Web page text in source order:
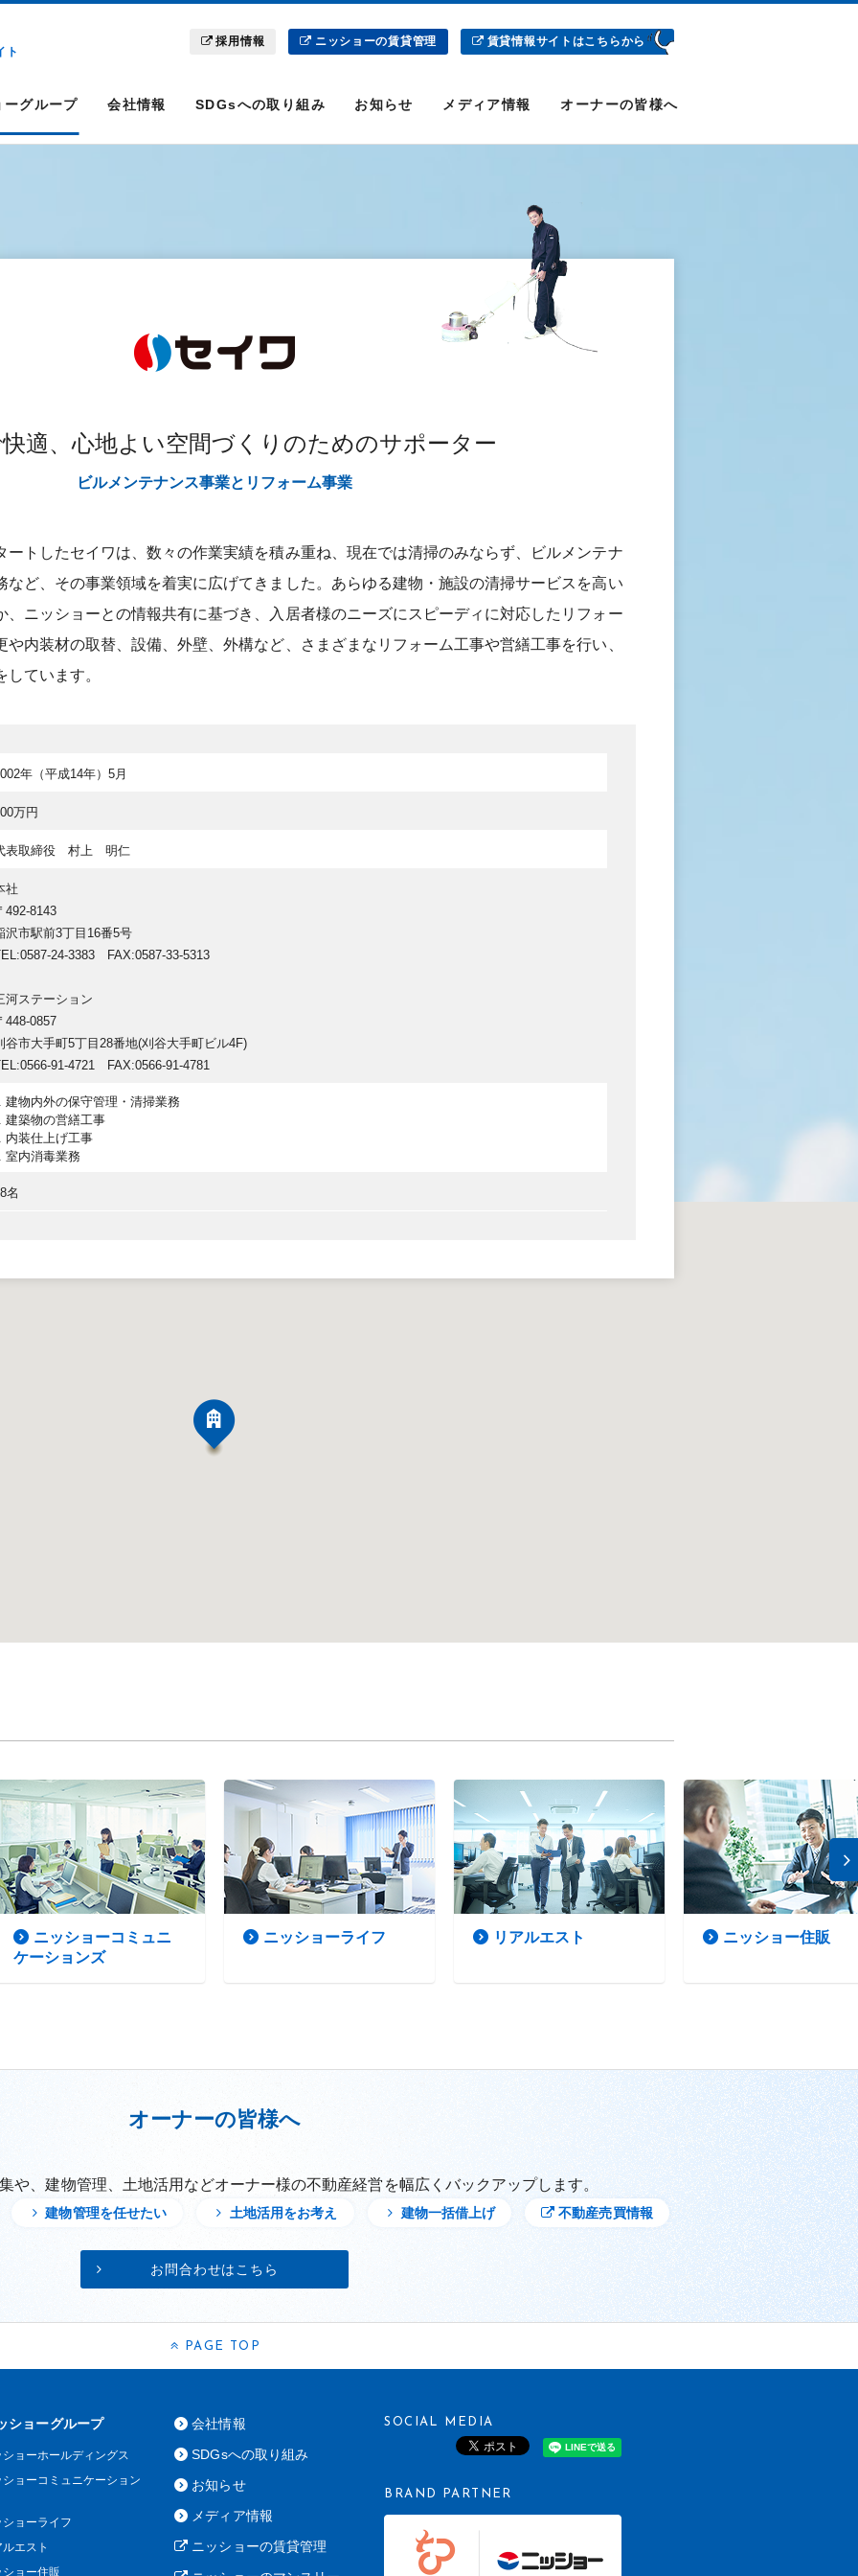
賃貸情報サイトはこちらから
ニッショーの賃貸管理
採用情報
ト
ーグループ 会社情報 SDGsへの取り組み お知らせ メディア情報 オーナーの皆様へ
適、心地よい空間づくりのためのサポーター
ビルメンテナンス事業とリフォーム事業
ートしたセイワは、数々の作業実績を積み重ね、現在では清掃のみならず、ビルメンテナ
など、その事業領域を着実に広げてきました。あらゆる建物・施設の清掃サービスを高い
、ニッショーとの情報共有に基づき、入居者様のニーズにスピーディに対応したリフォー
や内装材の取替、設備、外壁、外構など、さまざまなリフォーム工事や営繕工事を行い、
ています。
年（平成14年）5月
万円
表取締役 村上 明仁
社
492-8143
沢市駅前3丁目16番5号
24-3383 FAX:0587-33-5313
河ステーション
448-0857
谷市大手町5丁目28番地(刈谷大手町ビル4F)
91-4721 FAX:0566-91-4781
建物内外の保守管理・清掃業務
建築物の営繕工事
内装仕上げ工事
室内消毒業務
名
ニッショーコミュニ
ケーションズ
ニッショーライフ リアルエスト ニッショー住販
オーナーの皆様へ
や、建物管理、土地活用などオーナー様の不動産経営を幅広くバックアップします。
建物管理を任せたい 土地活用をお考え 建物一括借上げ 不動産売買情報
お問合わせはこちら
PAGE TOP
ショーグループ
ショーホールディングス
ショーコミュニケーション
ショーライフ
ルエスト
ショー住販
会社情報
SDGsへの取り組み
お知らせ
メディア情報
ニッショーの賃貸管理
SOCIAL MEDIA
ポスト
BRAND PARTNER